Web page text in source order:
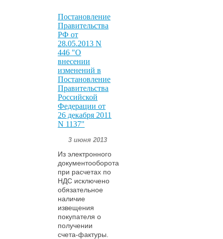
Постановление
Правительства
РФ от
28.05.2013 N
446 "О
внесении
изменений в
Постановление
Правительства
Российской
Федерации от
26 декабря 2011
N 1137"
3 июня 2013
Из электронного
документооборота
при расчетах по
НДС исключено
обязательное
наличие
извещения
покупателя о
получении
счета-фактуры.